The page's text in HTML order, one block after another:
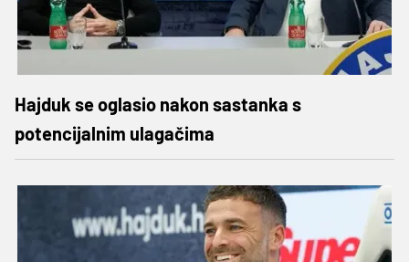
Hajduk se oglasio nakon sastanka s
potencijalnim ulagačima